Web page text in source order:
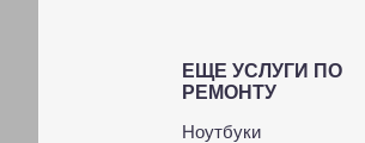
ЕЩЕ УСЛУГИ ПО
РЕМОНТУ
Ноутбуки